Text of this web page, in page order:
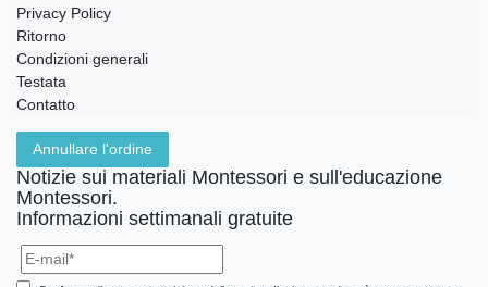
Privacy Policy
Ritorno
Condizioni generali
Testata
Contatto
Annullare l'ordine
Notizie sui materiali Montessori e sull'educazione
Montessori.
Informazioni settimanali gratuite